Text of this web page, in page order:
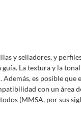
y selladores, y
La textura y la
es posible que
con un área
(MMSA, por sus